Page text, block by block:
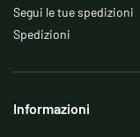
Segui le tue spedizioni
Spedizioni
Informazioni